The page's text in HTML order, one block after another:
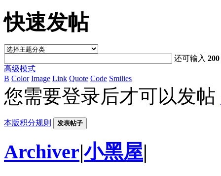
快速发帖
还可输入200
高级模式
B Color Image Link Quote Code Smilies
您需要登录后才可以发帖
本版积分规则 发表帖子
Archiver|小黑屋|